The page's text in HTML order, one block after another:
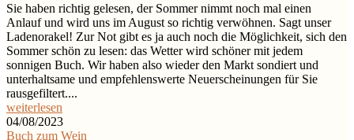
Sie haben richtig gelesen, der Sommer nimmt noch mal einen
Anlauf und wird uns im August so richtig verwöhnen. Sagt unser
Ladenorakel! Zur Not gibt es ja auch noch die Möglichkeit, sich den
Sommer schön zu lesen: das Wetter wird schöner mit jedem
sonnigen Buch. Wir haben also wieder den Markt sondiert und
unterhaltsame und empfehlenswerte Neuerscheinungen für Sie
rausgefiltert....
weiterlesen
04/08/2023
Buch zum Wein